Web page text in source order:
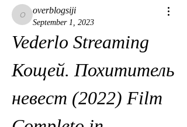
overblogsiji
overblogsiji
September 1, 2023
Vederlo Streaming
Кощей. Похититель
невест (2022) Film